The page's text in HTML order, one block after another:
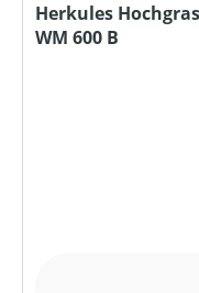
Herkules
WM 600 B